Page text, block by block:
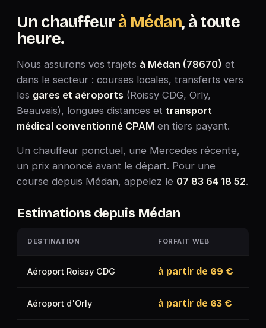
Un chauffeurà Médan, à toute
heure.
Nous assurons vos trajets à Médan (78670) et
dans le secteur : courses locales, transferts vers
les gares et aéroports (Roissy CDG, Orly,
Beauvais), longues distances et transport
médical conventionné CPAM en tiers payant.
Un chauffeur ponctuel, une Mercedes récente,
un prix annoncé avant le départ. Pour une
course depuis Médan, appelez le 07 83 64 18 52.
Estimations depuis Médan
DESTINATION FORFAIT WEB
Aéroport Roissy CDG à partir de 69 €
Aéroport d'Orly à partir de 63 €